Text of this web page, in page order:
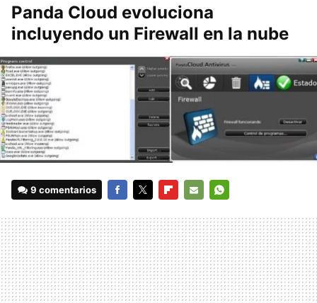
Panda Cloud evoluciona
incluyendo un Firewall en la nube
9 comentarios
MAIL